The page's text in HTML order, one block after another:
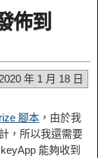
佈到
2020 年 1 月 18 日
腳本 ，由於我
，所以我還需要
能夠收到